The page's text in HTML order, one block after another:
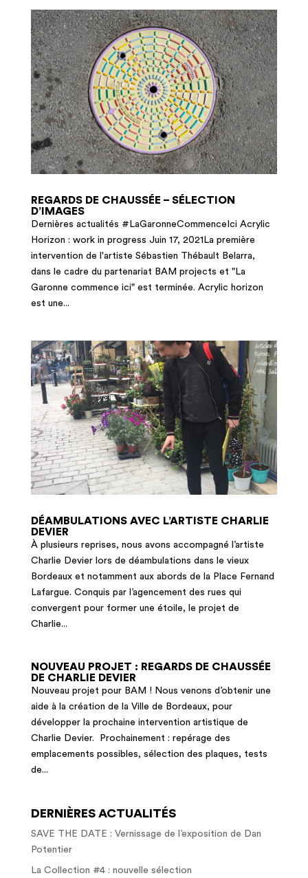
REGARDS DE CHAUSSÉE – SÉLECTION
D’IMAGES
Dernières actualités #LaGaronneCommenceIci Acrylic
Horizon : work in progress Juin 17, 2021La première
intervention de l'artiste Sébastien Thébault Belarra,
dans le cadre du partenariat BAM projects et "La
Garonne commence ici" est terminée. Acrylic horizon
est une...
DÉAMBULATIONS AVEC L’ARTISTE CHARLIE
DEVIER
À plusieurs reprises, nous avons accompagné l’artiste
Charlie Devier lors de déambulations dans le vieux
Bordeaux et notamment aux abords de la Place Fernand
Lafargue. Conquis par l’agencement des rues qui
convergent pour former une étoile, le projet de
Charlie...
NOUVEAU PROJET : REGARDS DE CHAUSSÉE
DE CHARLIE DEVIER
Nouveau projet pour BAM ! Nous venons d’obtenir une
aide à la création de la Ville de Bordeaux, pour
développer la prochaine intervention artistique de
Charlie Devier. Prochainement : repérage des
emplacements possibles, sélection des plaques, tests
de...
DERNIÈRES ACTUALITÉS
SAVE THE DATE : Vernissage de l’exposition de Dan
Potentier
La Collection #4 : nouvelle sélection